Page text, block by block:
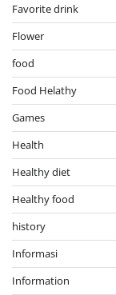
Favorite drink
Flower
food
Food Helathy
Games
Health
Healthy diet
Healthy food
history
Informasi
Information